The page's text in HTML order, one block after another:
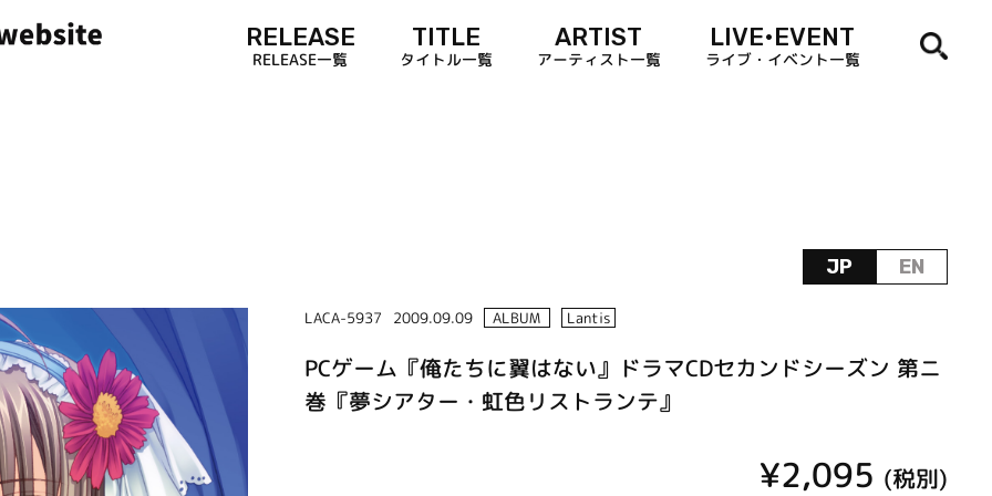
RELEASE
RELEASE一覧
TITLE
タイトル一覧
ARTIST
アーティスト一覧
LIVE•EVENT
ライブ・イベント一覧
JP EN
LACA-5937 2009.09.09 ALBUM Lantis
PCゲーム『俺たちに翼はない』ドラマCDセカンドシーズン 第ニ
巻『夢シアター・虹色リストランテ』
¥2,095 (税別)